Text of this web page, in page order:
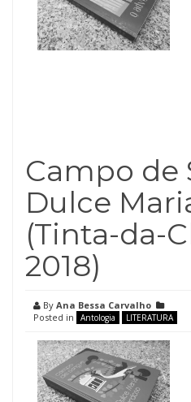
Campo de
Dulce
(Tinta-da-
2018)
By Ana Bessa Carvalho
Posted in
Antologia LITERATURA